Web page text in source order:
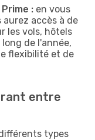
: en vous
aurez accès à de
les vols, hôtels
de l'année,
flexibilité et de
entre
types